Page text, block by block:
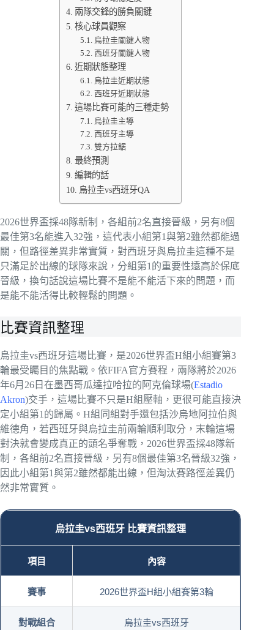
兩隊交鋒的勝負關鍵
核心球員觀察
烏拉圭關鍵人物
西班牙關鍵人物
近期狀態整理
烏拉圭近期狀態
西班牙近期狀態
這場比賽可能的三種走勢
烏拉圭主導
西班牙主導
雙方拉鋸
最終預測
編輯的話
烏拉圭vs西班牙QA
2026世界盃採48隊新制，各組前2名直接晉級，另有8個
最佳第3名能進入32強，這代表小組第1與第2雖然都能過
關，但路徑差異非常實質，對西班牙與烏拉圭這種不是
只滿足於出線的球隊來說，分組第1的重要性遠高於保底
晉級，換句話說這場比賽不是能不能活下來的問題，而
是能不能活得比較輕鬆的問題。
比賽資訊整理
烏拉圭vs西班牙這場比賽，是2026世界盃H組小組賽第3
輪最受矚目的焦點戰。依FIFA官方賽程，兩隊將於2026
年6月26日在墨西哥瓜達拉哈拉的阿克倫球場(Estadio
Akron)交手，這場比賽不只是H組壓軸，更很可能直接決
定小組第1的歸屬。H組同組對手還包括沙烏地阿拉伯與
維德角，若西班牙與烏拉圭前兩輪順利取分，末輪這場
對決就會變成真正的頭名爭奪戰，2026世界盃採48隊新
制，各組前2名直接晉級，另有8個最佳第3名晉級32強，
因此小組第1與第2雖然都能出線，但淘汰賽路徑差異仍
然非常實質。
烏拉圭vs西班牙 比賽資訊整理
項目 內容
賽事 2026世界盃H組小組賽第3輪
對戰組合 烏拉圭vs西班牙